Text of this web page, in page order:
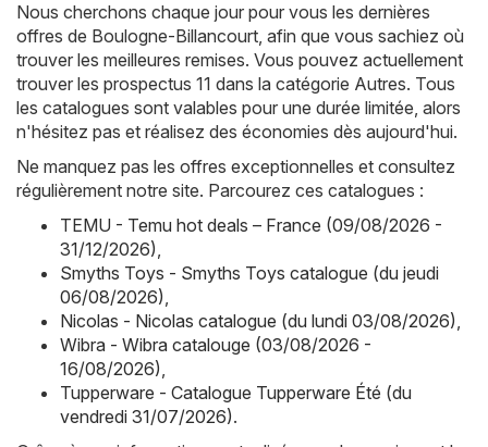
Nous cherchons chaque jour pour vous les dernières
offres de Boulogne-Billancourt, afin que vous sachiez où
trouver les meilleures remises. Vous pouvez actuellement
trouver les prospectus 11 dans la catégorie Autres. Tous
les catalogues sont valables pour une durée limitée, alors
n'hésitez pas et réalisez des économies dès aujourd'hui.
Ne manquez pas les offres exceptionnelles et consultez
régulièrement notre site. Parcourez ces catalogues :
TEMU - Temu hot deals – France (09/08/2026 -
31/12/2026),
Smyths Toys - Smyths Toys catalogue (du jeudi
06/08/2026),
Nicolas - Nicolas catalogue (du lundi 03/08/2026),
Wibra - Wibra catalouge (03/08/2026 -
16/08/2026),
Tupperware - Catalogue Tupperware Été (du
vendredi 31/07/2026).